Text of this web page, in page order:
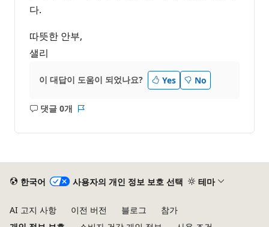
다.
따뜻한 안부,
샐리
이 대답이 도움이 되었나요? Yes No
댓글 0개
설
한국어 사용자의 개인 정보 보호 선택 테마
AI 고지 사항 이전 버전 블로그
참가